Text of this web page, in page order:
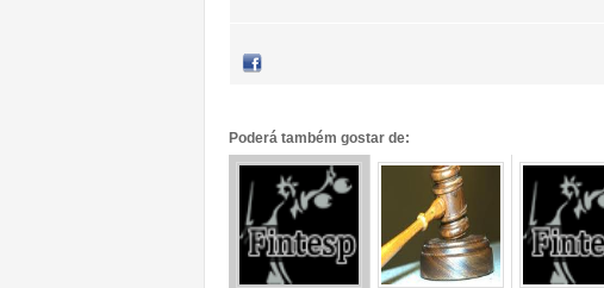
Poderá também gostar de: